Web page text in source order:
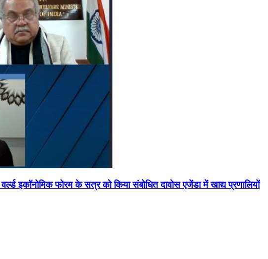
इकॉनोमिक फोरम के सत्र को किया संबोधित दावोस एजेंडा में खाद्य प्रणालियों